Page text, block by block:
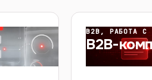
B2B, РАБОТА С
B2B-